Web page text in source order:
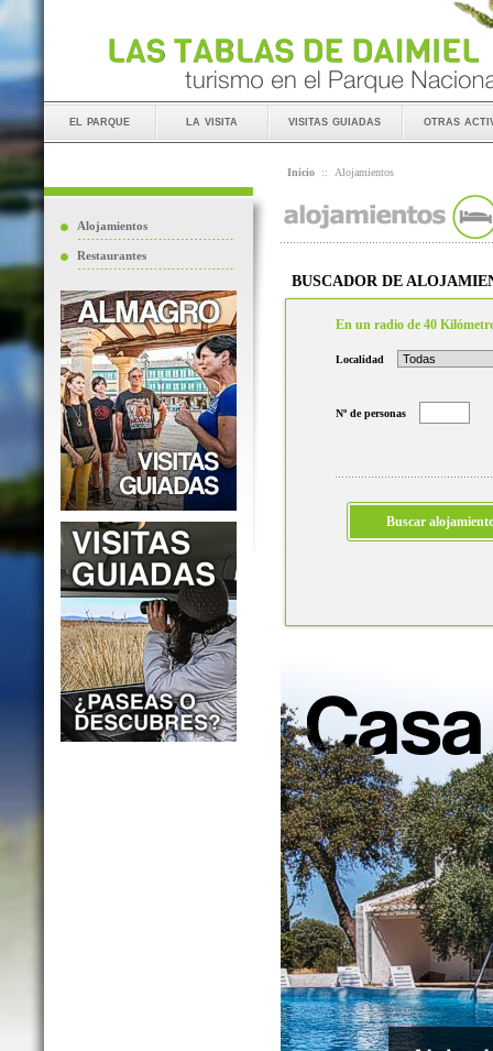
el parque la visita visitas guiadas otras
Alojamientos
Restaurantes
Inicio :: Alojamientos
BUSCADOR DE
En un radio de 40
Localidad
Nº de personas